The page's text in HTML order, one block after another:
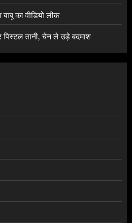
का वीडियो लीक
पिस्टल तानी, चेन ले उड़े बदमाश